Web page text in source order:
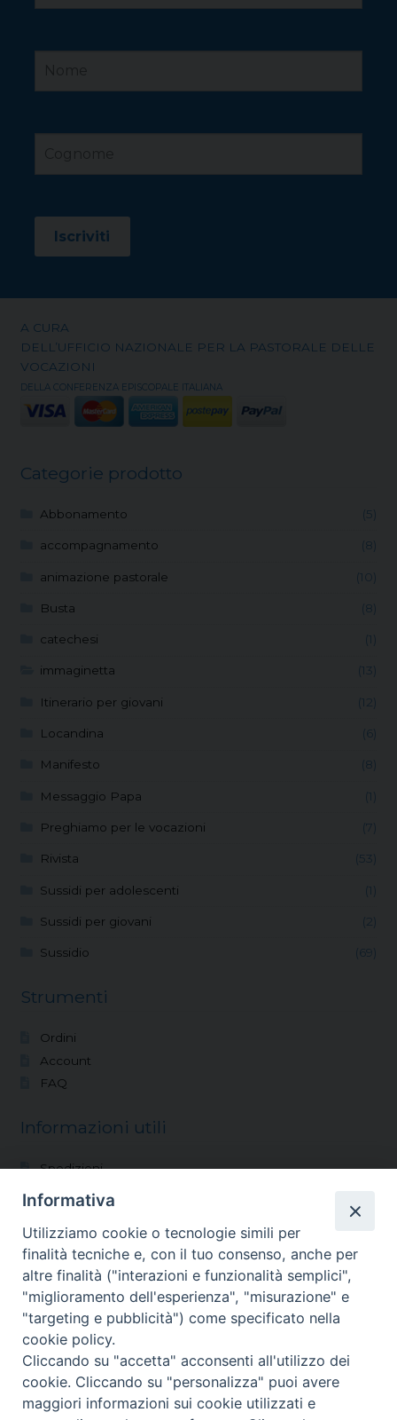
A CURA
DELL’UFFICIO NAZIONALE PER LA PASTORALE DELLE
VOCAZIONI
DELLA CONFERENZA EPISCOPALE ITALIANA
Categorie prodotto
Abbonamento (5)
accompagnamento (8)
animazione pastorale (10)
Busta (8)
catechesi (1)
immaginetta (13)
Itinerario per giovani (12)
Locandina (6)
Manifesto (8)
Messaggio Papa (1)
Preghiamo per le vocazioni (7)
Rivista (53)
Sussidi per adolescenti (1)
Sussidi per giovani (2)
Sussidio (69)
Strumenti
Ordini
Account
FAQ
Informazioni utili
Spedizioni
Modalità di pagamento
Reso
Vocazioni
Shop
Blog
Chi siamo
Contatti
Informativa
Utilizziamo cookie o tecnologie simili per
finalità tecniche e, con il tuo consenso, anche per
altre finalità ("interazioni e funzionalità semplici",
"miglioramento dell'esperienza", "misurazione" e
"targeting e pubblicità") come specificato nella
cookie policy.
Cliccando su "accetta" acconsenti all'utilizzo dei
cookie. Cliccando su "personalizza" puoi avere
maggiori informazioni sui cookie utilizzati e